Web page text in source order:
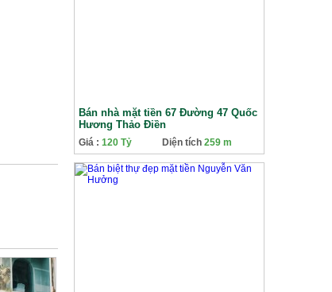
Bán nhà mặt tiền 67 Đường 47 Quốc
Hương Thảo Điền
Giá : 120 Tỷ Diện tích 259 m